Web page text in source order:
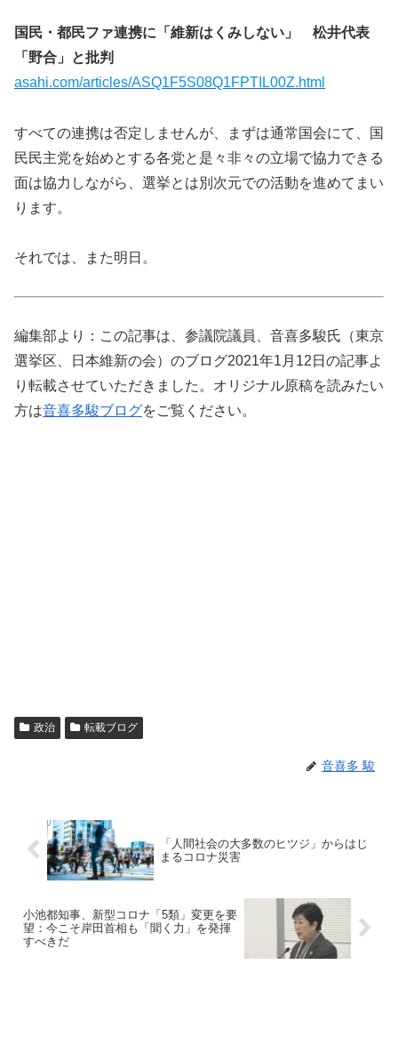
国民・都民ファ連携に「維新はくみしない」 松井代表
「野合」と批判
asahi.com/articles/ASQ1F5S08Q1FPTIL00Z.html
すべての連携は否定しませんが、まずは通常国会にて、国
民民主党を始めとする各党と是々非々の立場で協力できる
面は協力しながら、選挙とは別次元での活動を進めてまい
ります。
それでは、また明日。
編集部より：この記事は、参議院議員、音喜多駿氏（東京
選挙区、日本維新の会）のブログ2021年1月12日の記事よ
り転載させていただきました。オリジナル原稿を読みたい
方は音喜多駿ブログをご覧ください。
政治 転載ブログ
音喜多 駿
「人間社会の大多数のヒツジ」からはじ
まるコロナ災害
小池都知事、新型コロナ「5類」変更を要
望：今こそ岸田首相も「聞く力」を発揮
すべきだ